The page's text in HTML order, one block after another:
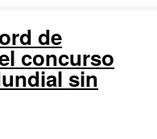
de
concurso
sin